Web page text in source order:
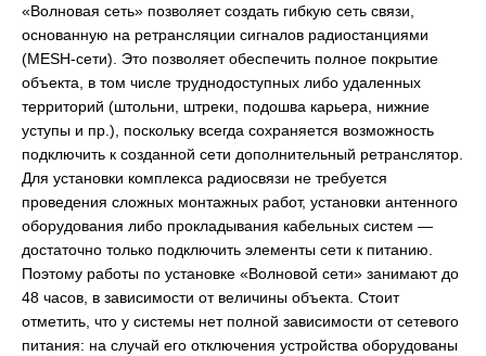
«Волновая сеть» позволяет создать гибкую сеть связи,
основанную на ретрансляции сигналов радиостанциями
(MESH-сети). Это позволяет обеспечить полное покрытие
объекта, в том числе труднодоступных либо удаленных
территорий (штольни, штреки, подошва карьера, нижние
уступы и пр.), поскольку всегда сохраняется возможность
подключить к созданной сети дополнительный ретранслятор.
Для установки комплекса радиосвязи не требуется
проведения сложных монтажных работ, установки антенного
оборудования либо прокладывания кабельных систем —
достаточно только подключить элементы сети к питанию.
Поэтому работы по установке «Волновой сети» занимают до
48 часов, в зависимости от величины объекта. Стоит
отметить, что у системы нет полной зависимости от сетевого
питания: на случай его отключения устройства оборудованы